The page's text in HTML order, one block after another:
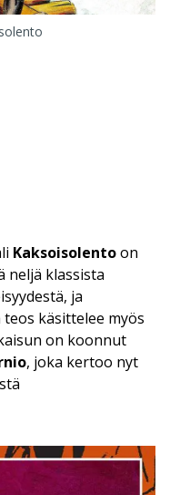
Kaksoisolentoon
neljä klassista
ja
käsittelee myös
on koonnut
, joka kertoo nyt